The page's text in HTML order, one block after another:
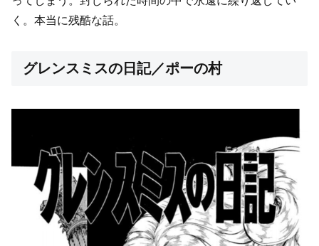
く。本当に残酷な話。
グレンスミスの日記／ポーの村